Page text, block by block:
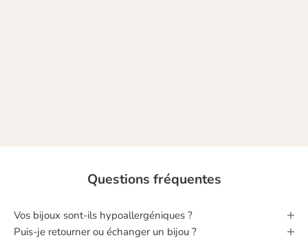
Questions fréquentes
Vos bijoux sont‑ils hypoallergéniques ?
Puis‑je retourner ou échanger un bijou ?